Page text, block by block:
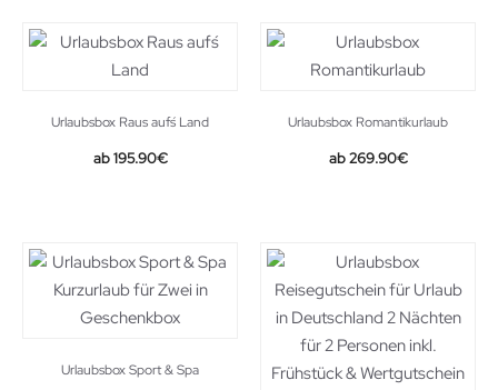
Urlaubsbox Raus auf´s Land
195.90€
Urlaubsbox Romantikurlaub
269.90€
Urlaubsbox Sport & Spa